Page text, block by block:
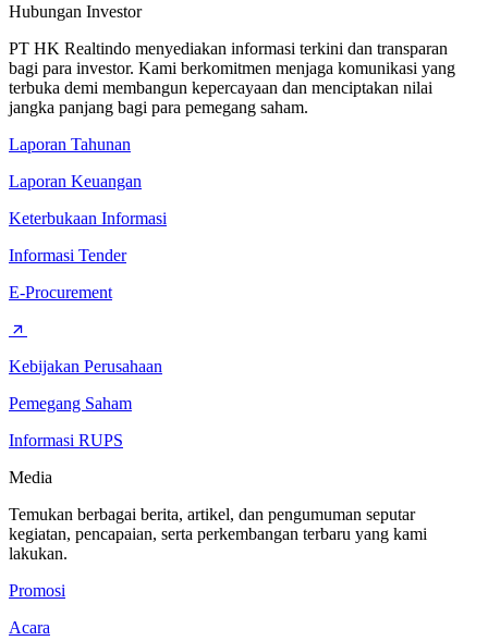
Hubungan Investor
PT HK Realtindo menyediakan informasi terkini dan transparan
bagi para investor. Kami berkomitmen menjaga komunikasi yang
terbuka demi membangun kepercayaan dan menciptakan nilai
jangka panjang bagi para pemegang saham.
Laporan Tahunan
Laporan Keuangan
Keterbukaan Informasi
Informasi Tender
E-Procurement
Kebijakan Perusahaan
Pemegang Saham
Informasi RUPS
Media
Temukan berbagai berita, artikel, dan pengumuman seputar
kegiatan, pencapaian, serta perkembangan terbaru yang kami
lakukan.
Promosi
Acara